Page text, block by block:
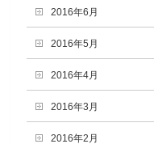
2016年6月
2016年5月
2016年4月
2016年3月
2016年2月